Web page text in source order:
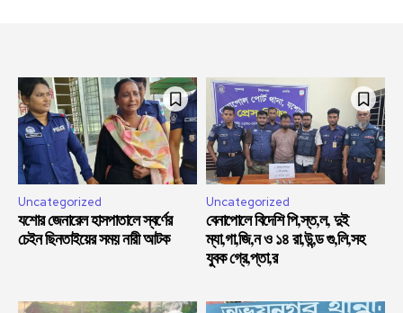
Uncategorized
যশোর জেনারেল হাসপাতালে স্বর্ণের
চেইন ছিনতাইয়ের সময় নারী আটক
Uncategorized
বেনাপোলে বিদেশি পি,স্ত,ল, দুই
ম্যা,গা,জি,ন ও ১৪ রা,উ,ন্ড গু,লি,সহ
যুবক গ্রে,প্তা,র